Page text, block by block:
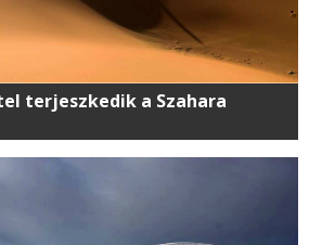
terjeszkedik a Szahara